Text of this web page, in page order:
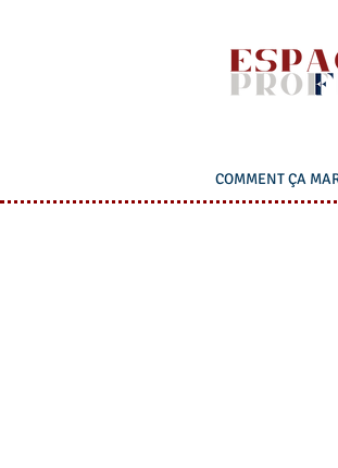
COMMENT ÇA